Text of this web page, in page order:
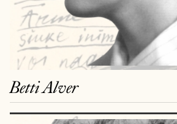
Betti Alver